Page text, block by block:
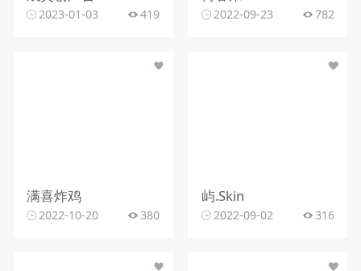
2023-01-03 419 2022-09-23 782
满喜炸鸡
2022-10-20 380
屿.Skin
2022-09-02 316